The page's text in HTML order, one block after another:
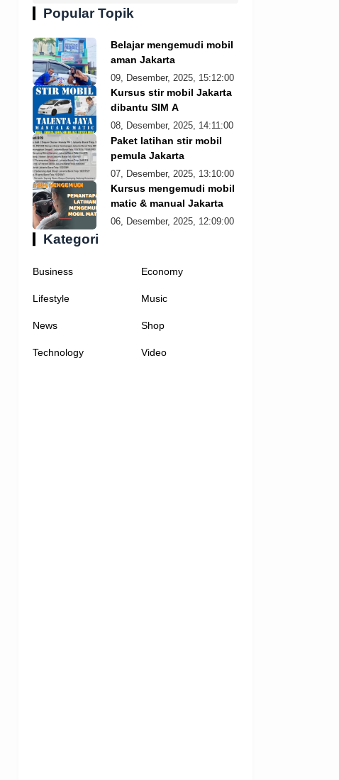
Popular Topik
Belajar mengemudi mobil
aman Jakarta
09, Desember, 2025, 15:12:00
Kursus stir mobil Jakarta
dibantu SIM A
08, Desember, 2025, 14:11:00
Paket latihan stir mobil
pemula Jakarta
07, Desember, 2025, 13:10:00
Kursus mengemudi mobil
matic & manual Jakarta
06, Desember, 2025, 12:09:00
Kategori
Business Economy
Lifestyle Music
News Shop
Technology Video